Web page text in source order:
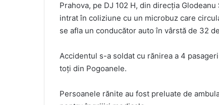
Prahova, pe DJ 102 H, din direcția
intrat în coliziune cu un microbuz care
se afla un conducător auto în vârstă de 32
Accidentul s-a soldat cu rănirea a 4
toți din Pogoanele.
Persoanele rănite au fost preluate de